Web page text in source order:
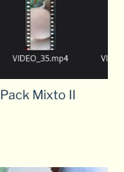
Pack Mixto II